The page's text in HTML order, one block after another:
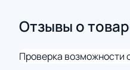
Отзывы о
Проверка возможности